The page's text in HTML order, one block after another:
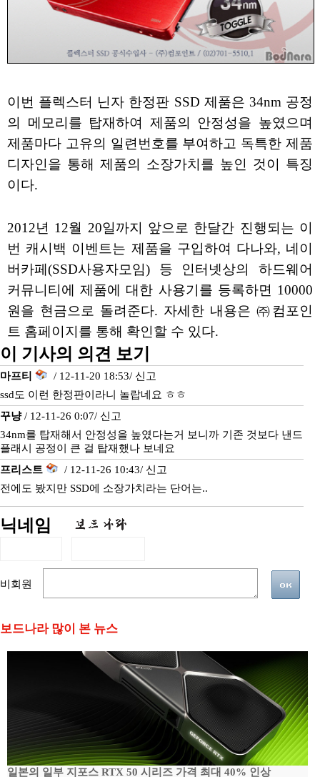
이번 플렉스터 닌자 한정판 SSD 제품은 34nm 공정
의 메모리를 탑재하여 제품의 안정성을 높였으며
제품마다 고유의 일련번호를 부여하고 독특한 제품
디자인을 통해 제품의 소장가치를 높인 것이 특징
이다.
2012년 12월 20일까지 앞으로 한달간 진행되는 이
번 캐시백 이벤트는 제품을 구입하여 다나와, 네이
버카페(SSD사용자모임) 등 인터넷상의 하드웨어
커뮤니티에 제품에 대한 사용기를 등록하면 10000
원을 현금으로 돌려준다. 자세한 내용은 ㈜컴포인
트 홈페이지를 통해 확인할 수 있다.
이 기사의 의견 보기
마프티 / 12-11-20 18:53/ 신고
ssd도 이런 한정판이라니 놀랍네요 ㅎㅎ
꾸냥/ 12-11-26 0:07/ 신고
34nm를 탑재해서 안정성을 높였다는거 보니까 기존 것보다 낸드
플래시 공정이 큰 걸 탑재했나 보네요
프리스트
/ 12-11-26 10:43/ 신고
전에도 봤지만 SSD에 소장가치라는 단어는..
닉네임
비회원
보드나라 많이 본 뉴스
일본의 일부 지포스 RTX 50 시리즈 가격 최대 40% 인상